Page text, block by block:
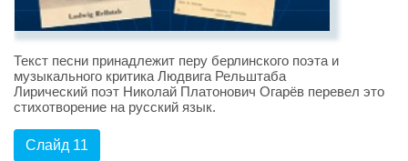
Текст песни принадлежит перу берлинского поэта и
музыкального критика Людвига Рельштаба
Лирический поэт Николай Платонович Огарёв перевел это
стихотворение на русский язык.
Слайд 11